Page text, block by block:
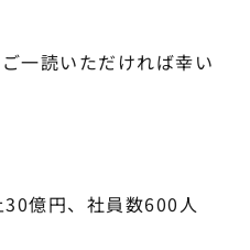
一読いただければ幸い
億円、社員数600人